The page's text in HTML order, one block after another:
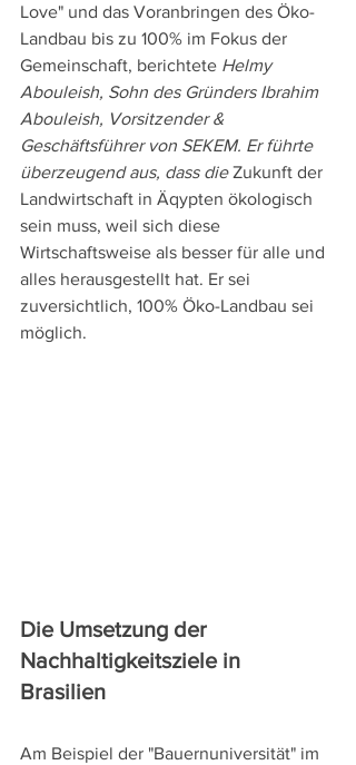
Love" und das Voranbringen des Öko-
Landbau bis zu 100% im Fokus der
Gemeinschaft, berichtete Helmy
Abouleish, Sohn des Gründers Ibrahim
Abouleish, Vorsitzender &
Geschäftsführer von SEKEM. Er führte
überzeugend aus, dass die Zukunft der
Landwirtschaft in Äqypten ökologisch
sein muss, weil sich diese
Wirtschaftsweise als besser für alle und
alles herausgestellt hat. Er sei
zuversichtlich, 100% Öko-Landbau sei
möglich.
Die Umsetzung der
Nachhaltigkeitsziele in
Brasilien
Am Beispiel der "Bauernuniversität" im